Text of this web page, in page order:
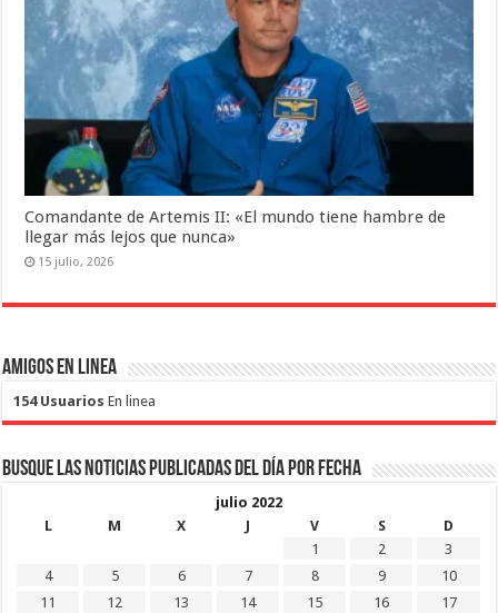
Comandante de Artemis II: «El mundo tiene hambre de
llegar más lejos que nunca»
15 julio, 2026
Amigos en Linea
154 Usuarios En linea
Busque las noticias publicadas del día por fecha
julio 2022
L
M X J V S
D
1
2
3
4
5 6 7 8 9
10
11
12 13 14 15 16
17